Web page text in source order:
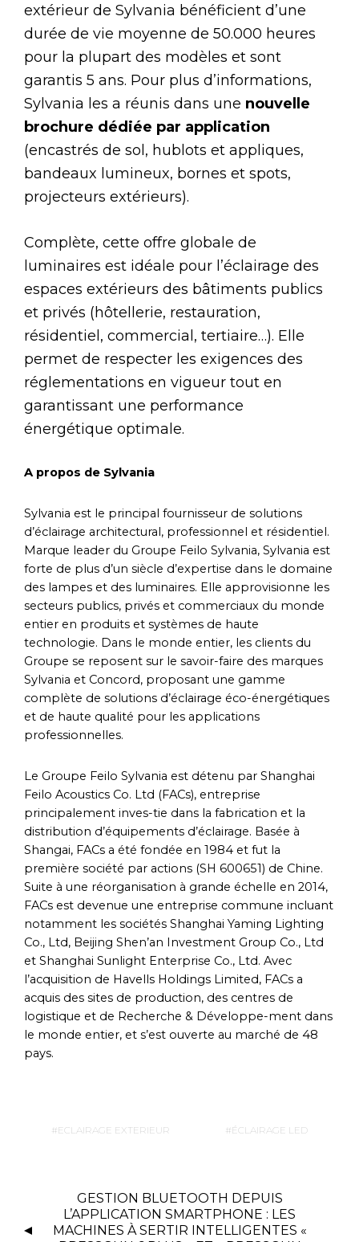
extérieur de Sylvania bénéficient d’une
durée de vie moyenne de 50.000 heures
pour la plupart des modèles et sont
garantis 5 ans. Pour plus d’informations,
Sylvania les a réunis dans une nouvelle
brochure dédiée par application
(encastrés de sol, hublots et appliques,
bandeaux lumineux, bornes et spots,
projecteurs extérieurs).
Complète, cette offre globale de
luminaires est idéale pour l’éclairage des
espaces extérieurs des bâtiments publics
et privés (hôtellerie, restauration,
résidentiel, commercial, tertiaire…). Elle
permet de respecter les exigences des
réglementations en vigueur tout en
garantissant une performance
énergétique optimale.
A propos de Sylvania
Sylvania est le principal fournisseur de solutions
d’éclairage architectural, professionnel et résidentiel.
Marque leader du Groupe Feilo Sylvania, Sylvania est
forte de plus d’un siècle d’expertise dans le domaine
des lampes et des luminaires. Elle approvisionne les
secteurs publics, privés et commerciaux du monde
entier en produits et systèmes de haute
technologie. Dans le monde entier, les clients du
Groupe se reposent sur le savoir-faire des marques
Sylvania et Concord, proposant une gamme
complète de solutions d’éclairage éco-énergétiques
et de haute qualité pour les applications
professionnelles.
Le Groupe Feilo Sylvania est détenu par Shanghai
Feilo Acoustics Co. Ltd (FACs), entreprise
principalement inves-tie dans la fabrication et la
distribution d’équipements d’éclairage. Basée à
Shangai, FACs a été fondée en 1984 et fut la
première société par actions (SH 600651) de Chine.
Suite à une réorganisation à grande échelle en 2014,
FACs est devenue une entreprise commune incluant
notamment les sociétés Shanghai Yaming Lighting
Co., Ltd, Beijing Shen’an Investment Group Co., Ltd
et Shanghai Sunlight Enterprise Co., Ltd. Avec
l’acquisition de Havells Holdings Limited, FACs a
acquis des sites de production, des centres de
logistique et de Recherche & Développe-ment dans
le monde entier, et s’est ouverte au marché de 48
pays.
ECLAIRAGE EXTERIEUR ÉCLAIRAGE LED
GESTION BLUETOOTH DEPUIS
L’APPLICATION SMARTPHONE : LES
MACHINES À SERTIR INTELLIGENTES «